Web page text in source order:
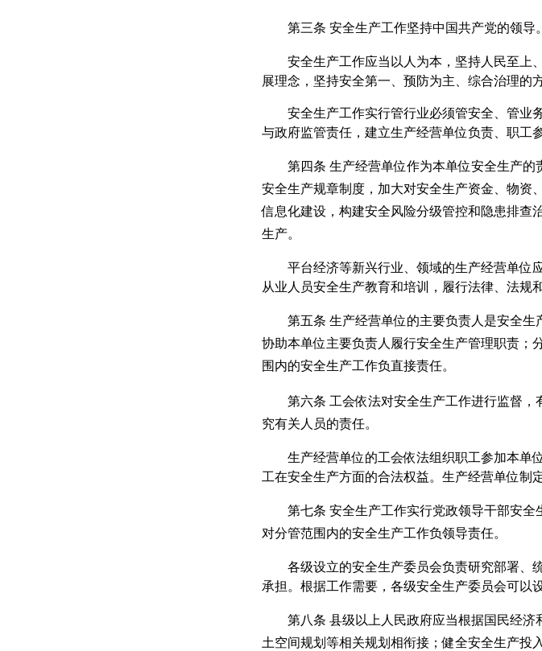
第三条 安全生产工作坚持中国共产党的领导。
安全生产工作应当以人为本，坚持人民至上
展理念，坚持安全第一、预防为主、综合治理的
安全生产工作实行管行业必须管安全、管业
与政府监管责任，建立生产经营单位负责、职工
第四条 生产经营单位作为本单位安全生产
安全生产规章制度，加大对安全生产资金、物资
信息化建设，构建安全风险分级管控和隐患排查
生产。
平台经济等新兴行业、领域的生产经营单位
从业人员安全生产教育和培训，履行法律、法规
第五条 生产经营单位的主要负责人是安全生
协助本单位主要负责人履行安全生产管理职责；
围内的安全生产工作负直接责任。
第六条 工会依法对安全生产工作进行监督
究有关人员的责任。
生产经营单位的工会依法组织职工参加本单
工在安全生产方面的合法权益。生产经营单位制
第七条 安全生产工作实行党政领导干部安全
对分管范围内的安全生产工作负领导责任。
各级设立的安全生产委员会负责研究部署、
承担。根据工作需要，各级安全生产委员会可以
第八条 县级以上人民政府应当根据国民经
土空间规划等相关规划相衔接；健全安全生产投